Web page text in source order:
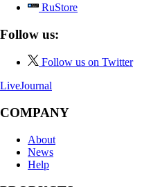
RuStore
Follow us:
Follow us on Twitter
LiveJournal
COMPANY
About
News
Help